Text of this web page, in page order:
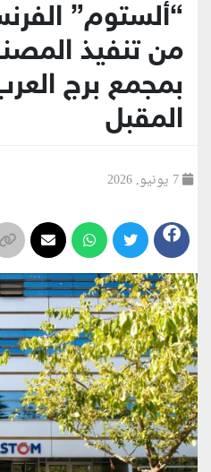
“ألستوم”
من تنفيذ
بمجمع برج
المقبل